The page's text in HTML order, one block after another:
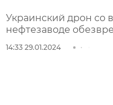
Украинский дрон со
нефтезаводе
14:33 29.01.2024